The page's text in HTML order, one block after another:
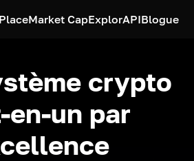
PlaceMarket CapExplorAPIBlogue
crypto
un par